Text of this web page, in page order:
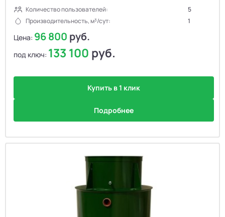
Количество пользователей:
5
Производительность, м³/сут:
1
Цена: 96 800 руб.
под ключ: 133 100 руб.
Купить в 1 клик
Подробнее